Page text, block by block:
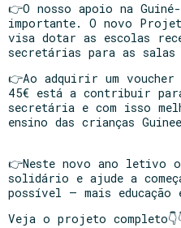
👉O nosso apoio na
importante. O novo
visa dotar as escolas
secretárias para as salas
👉Ao adquirir um
45€ está a contribuir
secretária e com isso
ensino das crianças
👉Neste novo ano letivo
solidário e ajude a
possível – mais educação
Veja o projeto